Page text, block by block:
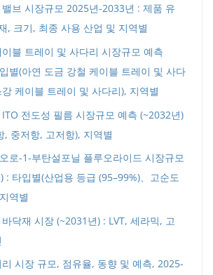
브 시장규모 2025년-2033년 : 제품 유
, 크기, 최종 사용 산업 및 지역별
블 트레이 및 사다리 시장규모 예측
별(아연 도금 강철 케이블 트레이 및 사다
케이블 트레이 및 사다리), 지역별
전도성 필름 시장규모 예측 (~2032년)
, 중저항, 고저항), 지역별
로-1-부탄설포닐 플루오라이드 시장규모
: 타입별(산업용 등급 (95–99%)、고순도
역별
닥재 시장 (~2031년) : LVT, 세라믹, 고
시장 규모, 점유율, 동향 및 예측, 2025-